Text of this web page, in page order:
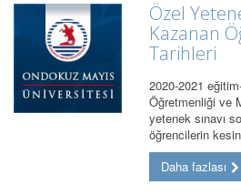
Özel
Kazanan
Tarihleri
2020-2021
Öğretmenliği ve
yetenek sınavı
öğrencilerin
Daha fazlası